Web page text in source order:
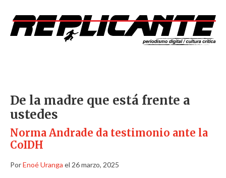
De la madre que está frente a
ustedes
Norma Andrade da testimonio ante la
CoIDH
PorEnoé Uranga el 26 marzo, 2025